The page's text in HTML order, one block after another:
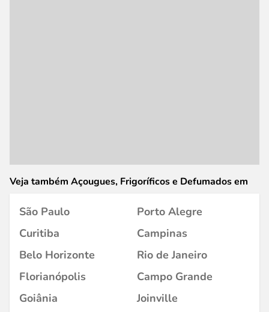
Veja também Açougues, Frigoríficos e Defumados em
São Paulo
Porto Alegre
Curitiba
Campinas
Belo Horizonte
Rio de Janeiro
Florianópolis
Campo Grande
Goiânia
Joinville